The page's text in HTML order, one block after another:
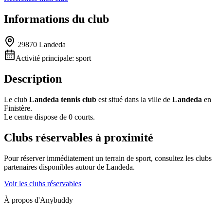
Informations du club
29870 Landeda
Activité principale: sport
Description
Le club Landeda tennis club est situé dans la ville de Landeda en
Finistère.
Le centre dispose de 0 courts.
Clubs réservables à proximité
Pour réserver immédiatement un terrain de sport, consultez les clubs
partenaires disponibles autour de Landeda.
Voir les clubs réservables
À propos d'Anybuddy